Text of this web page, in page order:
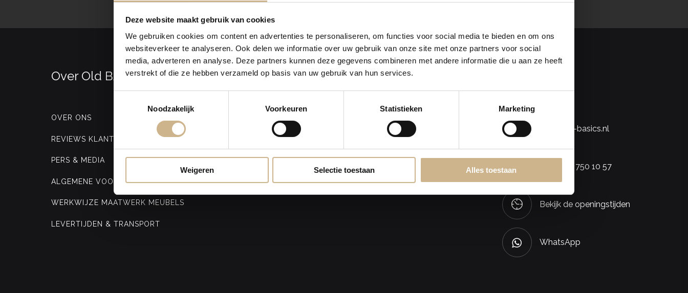
Deze website maakt gebruik van cookies
We gebruiken cookies om content en advertenties te personaliseren, om functies voor social media te bieden en om ons
websiteverkeer te analyseren. Ook delen we informatie over uw gebruik van onze site met onze partners voor social
media, adverteren en analyse. Deze partners kunnen deze gegevens combineren met andere informatie die u aan ze heeft
verstrekt of die ze hebben verzameld op basis van uw gebruik van hun services.
Noodzakelijk
Voorkeuren Statistieken Marketing
Weigeren Selectie toestaan Alles toestaan
Over Old BASICS
OVER ONS
REVIEWS KLANTEN
PERS & MEDIA
ALGEMENE VOORWAARDEN
WERKWIJZE MAATWERK MEUBELS
LEVERTIJDEN & TRANSPORT
info@old-basics.nl
+31 (0)85 750 10 57
Bekijk de openingstijden
WhatsApp